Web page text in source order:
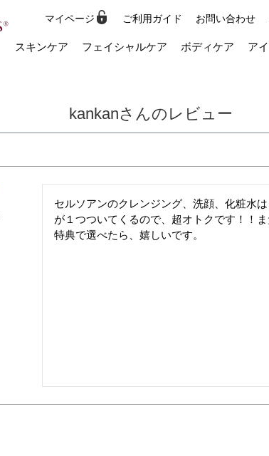
マイページ ご利用ガイド お問い合わせ
検索
スキンケア フェイシャルケア ボディケア ア
kankanさんのレビュー
セルソアンのクレンジング、洗顔、化粧水
が１つついてくるので、超オトクです！！
特典で選べたら、嬉しいです。